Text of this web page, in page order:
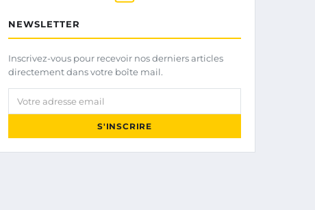
NEWSLETTER
Inscrivez-vous pour recevoir nos derniers articles
directement dans votre boîte mail.
Votre adresse email
S'INSCRIRE